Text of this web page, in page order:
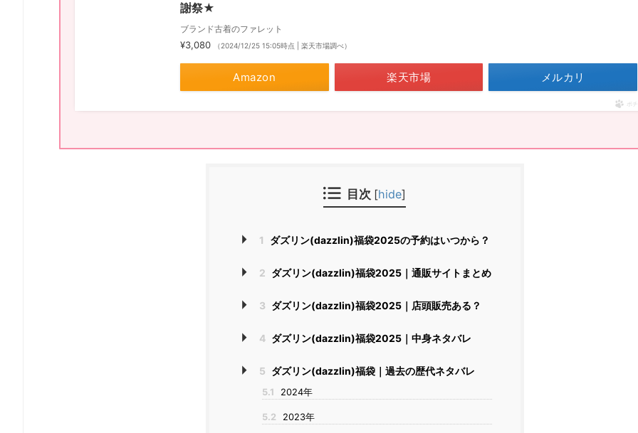
謝祭★
ブランド古着のファレット
¥3,080 （2024/12/25 15:05時点 | 楽天市場調べ）
Amazon 楽天市場 メルカリ
ポ
目次 [hide]
1 ダズリン(dazzlin)福袋2025の予約はいつから？
2 ダズリン(dazzlin)福袋2025｜通販サイトまとめ
3 ダズリン(dazzlin)福袋2025｜店頭販売ある？
4 ダズリン(dazzlin)福袋2025｜中身ネタバレ
5 ダズリン(dazzlin)福袋｜過去の歴代ネタバレ
5.1 2024年
5.2 2023年